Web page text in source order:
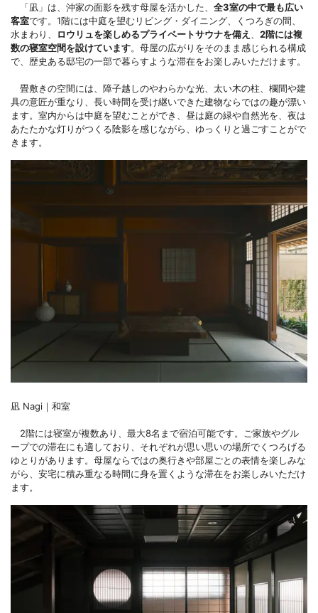
「凪」は、沖家の面影を残す母屋を活かした、 全3室の中で最も広い
客室です。1階には中庭を望むリビング・ダイニング、くつろぎの間、
水まわり、
ロウリュを楽しめるプライベートサウナを備え
2階には複
数の寝室空間を設けています。母屋の広がりをそのまま感じられる構成
で、歴史ある邸宅の一部で暮らすような滞在をお楽しみいただけます。
畳敷きの空間には、障子越しのやわらかな光、太い木の柱、欄間や建
具の意匠が重なり、長い時間を受け継いできた建物ならではの趣が漂い
ます。室内からは中庭を望むことができ、昼は庭の緑や自然光を、夜は
あたたかな灯りがつくる陰影を感じながら、ゆっくりと過ごすことがで
きます。
凪 Nagi｜和室
2階には寝室が複数あり、最大8名まで宿泊可能です。ご家族やグル
ープでの滞在にも適しており、それぞれが思い思いの場所でくつろげる
ゆとりがあります。母屋ならではの奥行きや部屋ごとの表情を楽しみな
がら、安宅に積み重なる時間に身を置くような滞在をお楽しみいただけ
ます。